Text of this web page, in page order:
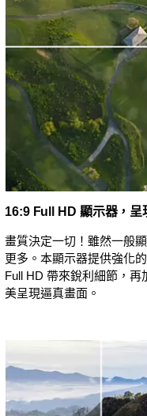
16:9 Full HD 顯示器，呈
畫質決定一切！雖然一般
更多。本顯示器提供強化
Full HD 帶來銳利細節，
美呈現逼真畫面。